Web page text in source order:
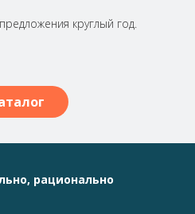
круглый год.
рационально